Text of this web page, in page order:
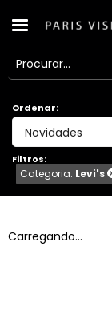
Ordenar:
Novidades
Filtros:
Categoria: Levi's
Carregando...